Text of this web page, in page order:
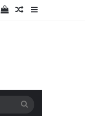
In
View your
Random Article
Sidebar